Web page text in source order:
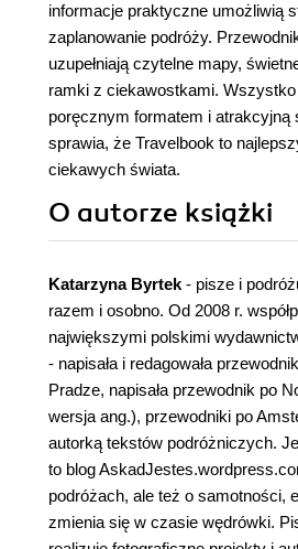
informacje praktyczne umożliwią
zaplanowanie podróży.
uzupełniają czytelne mapy,
ramki z ciekawostkami. Wszystko
poręcznym formatem i atrakcyjną
sprawia, że Travelbook to
ciekawych świata.
O autorze książki
Katarzyna Byrtek - pisze i
razem i osobno. Od 2008 r.
największymi polskimi
- napisała i redagowała
Pradze, napisała przewodnik po
wersja ang.), przewodniki po
autorką tekstów podróżniczych.
to blog
podróżach, ale też o samotności,
zmienia się w czasie wędrówki.